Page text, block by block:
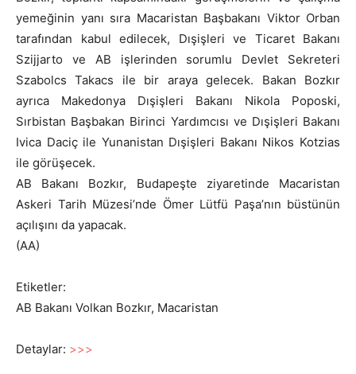
yemeğinin yanı sıra Macaristan Başbakanı Viktor Orban
tarafından kabul edilecek, Dışişleri ve Ticaret Bakanı
Szijjarto ve AB işlerinden sorumlu Devlet Sekreteri
Szabolcs Takacs ile bir araya gelecek. Bakan Bozkır
ayrıca Makedonya Dışişleri Bakanı Nikola Poposki,
Sırbistan Başbakan Birinci Yardımcısı ve Dışişleri Bakanı
Ivica Daciç ile Yunanistan Dışişleri Bakanı Nikos Kotzias
ile görüşecek.
AB Bakanı Bozkır, Budapeşte ziyaretinde Macaristan
Askeri Tarih Müzesi’nde Ömer Lütfü Paşa’nın büstünün
açılışını da yapacak.
(AA)
Etiketler:
AB Bakanı Volkan Bozkır, Macaristan
Detaylar: >>>